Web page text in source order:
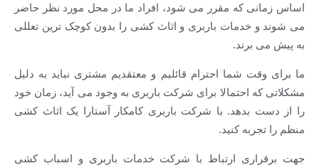
اساس زمانی که مقرر می شود، افراد ما در محل مورد نظر حاضر
می شوند و خدمات باربری و اثاث کشی را بدون کوچک ترین تعللی
به پیش می برند.
ما برای وقت شما احترام قائلیم و معتقدیم مشتری نباید به دلیل
مشکلاتی که احتمالا برای شرکت باربری به وجود می آید، زمان خود
را از دست بدهد. با شرکت باربری کامکار آستارا یک اثاث کشی
منظم را تجربه کنید.
جهت برقراری ارتباط با شرکت خدمات باربری و اسباب کشی